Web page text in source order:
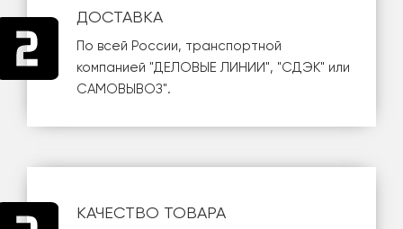
ДОСТАВКА
По всей России, транспортной
компанией "ДЕЛОВЫЕ ЛИНИИ", "СДЭК" или
САМОВЫВОЗ".
КАЧЕСТВО ТОВАРА